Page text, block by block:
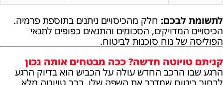
לתשומת לבכם: חלק מהכיסויים ניתנים בתוספת פרמיה.
הכיסויים המדויקים, הסכומים והתנאים כפופים לתנאי
הפוליסה של נוח סוכנות לביטוח.
קניתם טויוטה חדשה? ככה מבטחים אותה נכון
הרגע שבו הרכב החדש עולה על הכביש הוא בדיוק הרגע
לבחור ביטוח שמדבר את השפה שלו. רכב טויוטה מלא